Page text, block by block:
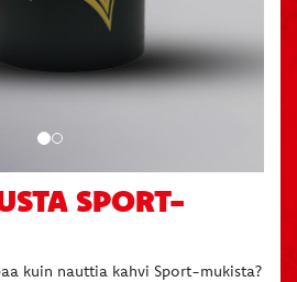
SPORT-
kuin nauttia kahvi Sport-mukista?